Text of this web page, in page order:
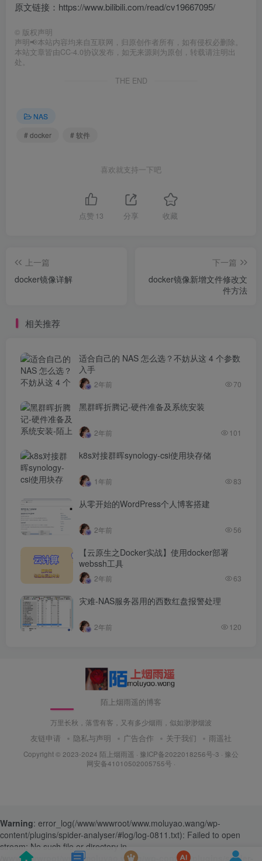
原文链接：https://www.bilibili.com/read/cv19667095/
© 版权声明
声明📢本站内容均来自互联网，归原创作者所有，如有侵权必删除。
本站文章皆由CC-4.0协议发布，如无来源则为原创，转载请注明出
处。
THE END
NAS
# docker
# 软件
喜欢就支持一下吧
点赞 13 分享 收藏
上一篇
docker镜像详解
下一篇
docker镜像新增文件修改文
件方法
相关推荐
适合自己的 NAS 怎么选？不妨从这 4 个参数
入手
2年前 70
黑群晖折腾记-硬件准备及系统安装
2年前 101
k8s对接群晖synology-csi使用块存储
1年前 83
从零开始的WordPress个人博客搭建
2年前 56
【云原生之Docker实战】使用docker部署
webssh工具
2年前 63
灾难-NAS服务器用的西数红盘报警处理
2年前 120
陌上烟雨遥的博客
万里长秋，落雪有客，又有多少烟雨，似如渺渺烟波
友链申请 隐私与声明 广告合作 关于我们 雨遥社
Copyright © 2023-2024 陌上烟雨遥 · 豫ICP备2022018256号-3 · 豫公
网安备41010502005755号 ·
Warning: error_log(/www/wwwroot/www.moluyao.wang/wp-
content/plugins/spider-analyser/#log/log-0811.txt): Failed to open
stream: No such file or directory in
/www/wwwroot/www.moluyao.wang/wp-content/plugins/spider-